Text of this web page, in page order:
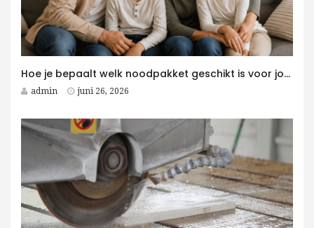
Hoe je bepaalt welk noodpakket geschikt is voor jouw gezin
admin juni 26, 2026